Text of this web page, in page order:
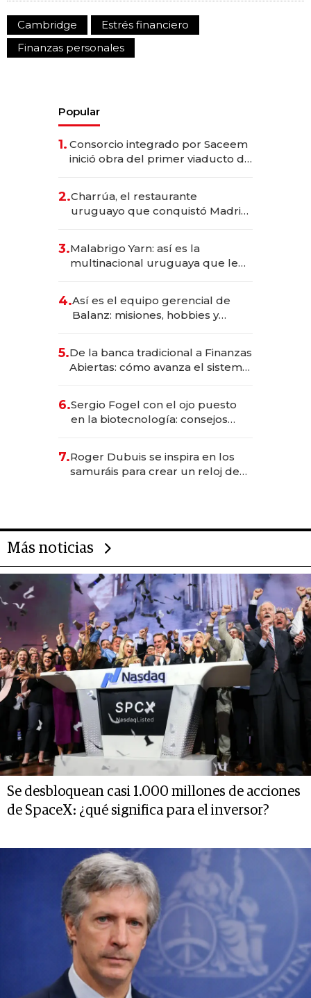
Cambridge
Estrés financiero
Finanzas personales
Popular
1. Consorcio integrado por Saceem
inició obra del primer viaducto de
millones
2.Charrúa, el restaurante
uruguayo que conquistó Madrid:
anticipación y prepara apertura
3.Malabrigo Yarn: así es la
multinacional uruguaya que le
4.Así es el equipo gerencial de
Balanz: misiones, hobbies y
5.De la banca tradicional a Finanzas
Abiertas: cómo avanza el sistema
6.Sergio Fogel con el ojo puesto
en la biotecnología: consejos
rol de la IA
7.Roger Dubuis se inspira en los
samuráis para crear un reloj de
Más noticias
Se desbloquean casi 1.000 millones de acciones
de SpaceX: ¿qué significa para el inversor?